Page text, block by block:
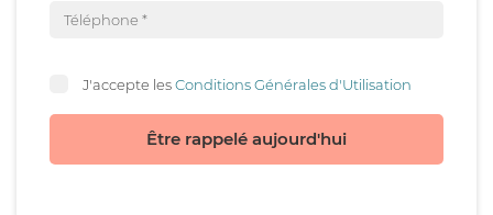
J'accepte lesConditions Générales d'Utilisation
Être rappelé aujourd'hui